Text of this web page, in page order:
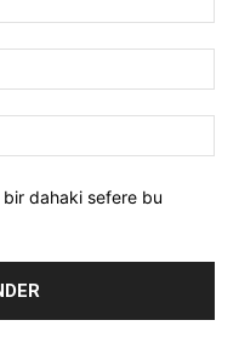
dahaki sefere bu